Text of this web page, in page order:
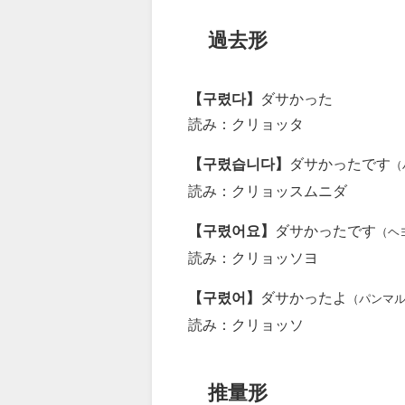
過去形
【구렸다】
ダサかった
読み：クリョッタ
【구렸습니다】 ダサかったです
読み：クリョッスムニダ
【구렸어요】 ダサかったです （ヘ
読み：クリョッソヨ
【구렸어】 ダサかったよ （パンマル
読み：クリョッソ
推量形